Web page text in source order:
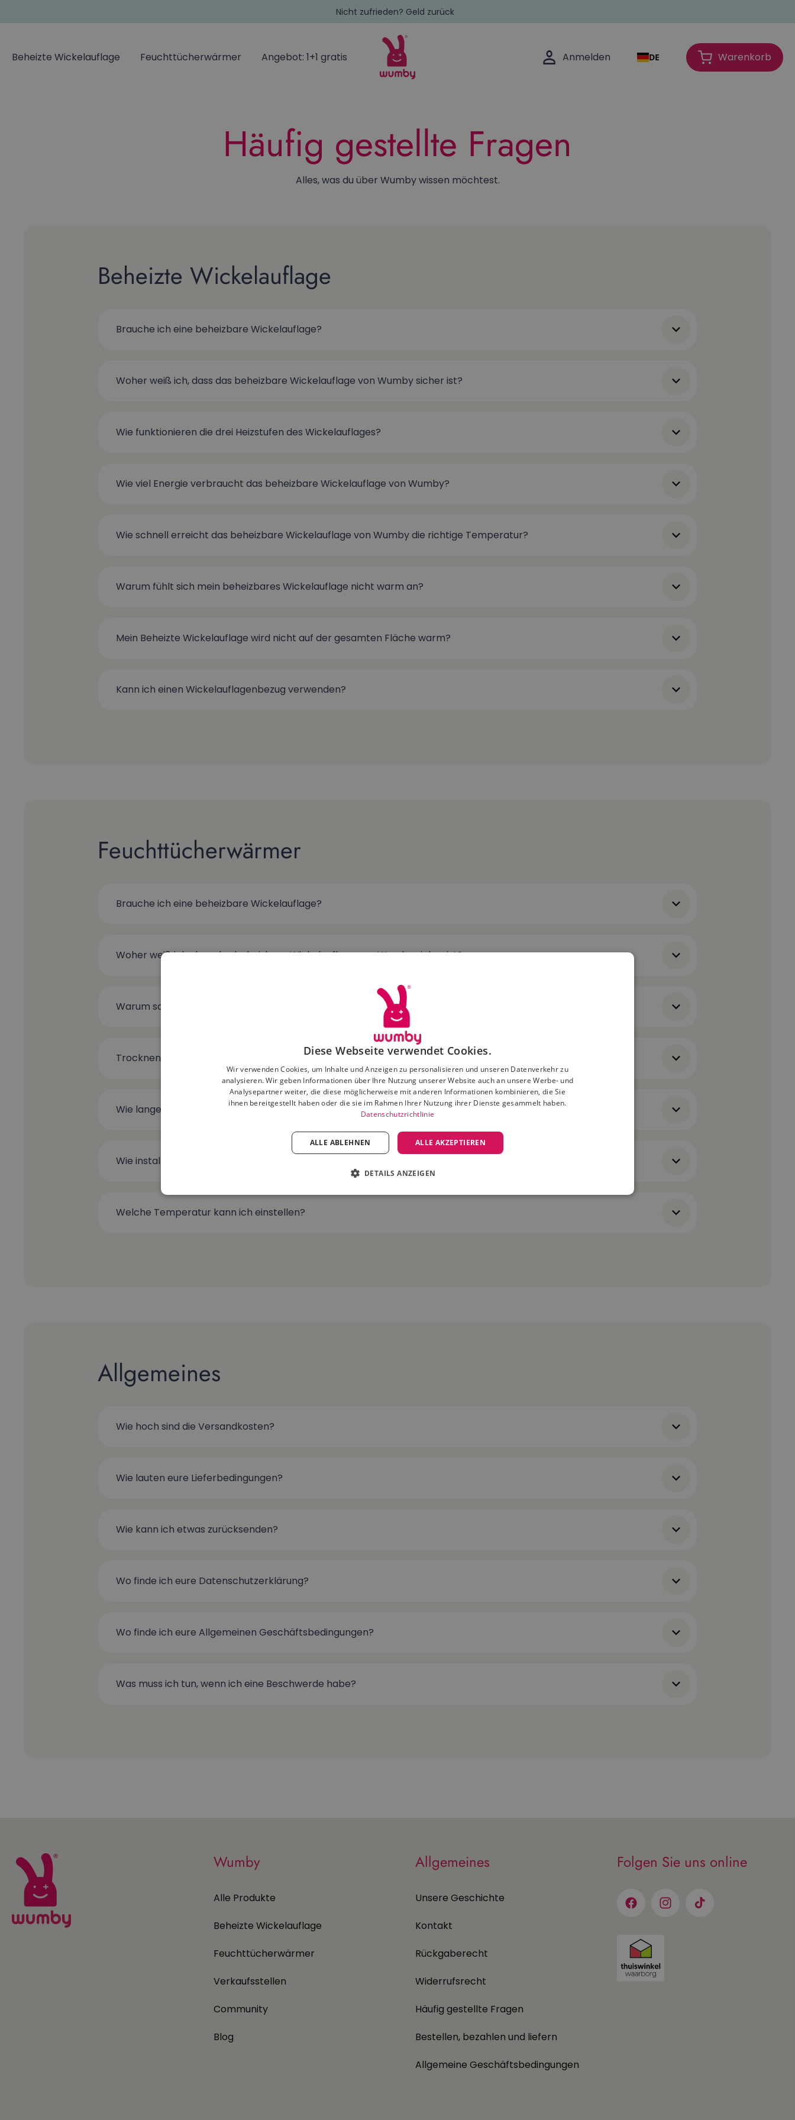
Nicht zufrieden? Geld zurück
Beheizte Wickelauflage Feuchttücherwärmer Angebot: 1+1 gratis Anmelden
Anmelden DE Warenkorb
Warenkorb
Häufig gestellte Fragen
Alles, was du über Wumby wissen möchtest.
Beheizte Wickelauflage
Brauche ich eine beheizbare Wickelauflage?
Woher weiß ich, dass das beheizbare Wickelauflage von Wumby sicher ist?
Wie funktionieren die drei Heizstufen des Wickelauflages?
Wie viel Energie verbraucht das beheizbare Wickelauflage von Wumby?
Wie schnell erreicht das beheizbare Wickelauflage von Wumby die richtige Temperatur?
Warum fühlt sich mein beheizbares Wickelauflage nicht warm an?
Mein Beheizte Wickelauflage wird nicht auf der gesamten Fläche warm?
Kann ich einen Wickelauflagenbezug verwenden?
Feuchttücherwärmer
Brauche ich eine beheizbare Wickelauflage?
Woher weiß ich, dass das beheizbare Wickelauflage von Wumby sicher ist?
Warum sollte ich einen Feuchttücherwärmer brauchen?
Trocknen die Tücher nicht in einem Feuchttücherwärmer aus?
Wie lange dauert es, bis die Tücher warm sind?
Wie installiere ich den Feuchttücherwärmer?
Welche Temperatur kann ich einstellen?
Allgemeines
Wie hoch sind die Versandkosten?
Wie lauten eure Lieferbedingungen?
Wie kann ich etwas zurücksenden?
Wo finde ich eure Datenschutzerklärung?
Wo finde ich eure Allgemeinen Geschäftsbedingungen?
Was muss ich tun, wenn ich eine Beschwerde habe?
Wumby
Alle Produkte
Beheizte Wickelauflage
Feuchttücherwärmer
Verkaufsstellen
Community
Blog
Allgemeines
Unsere Geschichte
Kontakt
Rückgaberecht
Widerrufsrecht
Häufig gestellte Fragen
Bestellen, bezahlen und liefern
Allgemeine Geschäftsbedingungen
Folgen Sie uns online
FacebookInstagramTikTok
Diese Webseite verwendet Cookies.
Wir verwenden Cookies, um Inhalte und Anzeigen zu personalisieren und unseren Datenverkehr zu
analysieren. Wir geben Informationen über Ihre Nutzung unserer Website auch an unsere Werbe- und
Analysepartner weiter, die diese möglicherweise mit anderen Informationen kombinieren, die Sie
ihnen bereitgestellt haben oder die sie im Rahmen Ihrer Nutzung ihrer Dienste gesammelt haben.
Datenschutzrichtlinie
ALLE AKZEPTIEREN
ALLE ABLEHNEN
DETAILS ANZEIGEN